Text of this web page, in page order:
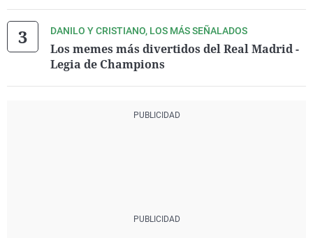
DANILO Y CRISTIANO, LOS MÁS SEÑALADOS
Los memes más divertidos del Real Madrid -
Legia de Champions